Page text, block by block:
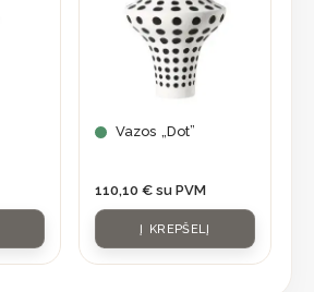
Vazos „Dot”
110,10 € su PVM
Į KREPŠELĮ